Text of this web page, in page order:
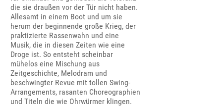
die sie draußen vor der Tür nicht haben.
Allesamt in einem Boot und um sie
herum der beginnende große Krieg, der
praktizierte Rassenwahn und eine
Musik, die in diesen Zeiten wie eine
Droge ist. So entsteht scheinbar
mühelos eine Mischung aus
Zeitgeschichte, Melodram und
beschwingter Revue mit tollen Swing-
Arrangements, rasanten Choreographien
und Titeln die wie Ohrwürmer klingen.